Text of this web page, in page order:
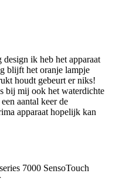
ik heb het apparaat
blijft het oranje lampje
houdt gebeurt er niks!
bij mij ook het waterdichte
aantal keer de
apparaat hopelijk kan
7000 SensoTouch